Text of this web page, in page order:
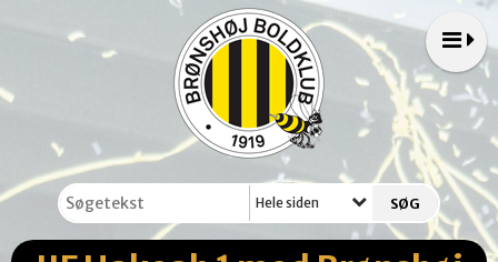
Hele siden